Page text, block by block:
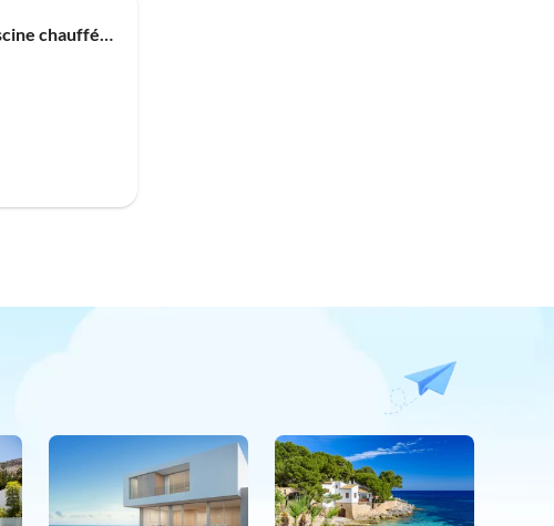
Villa A`More avec piscine chauffée et vue sur la mer